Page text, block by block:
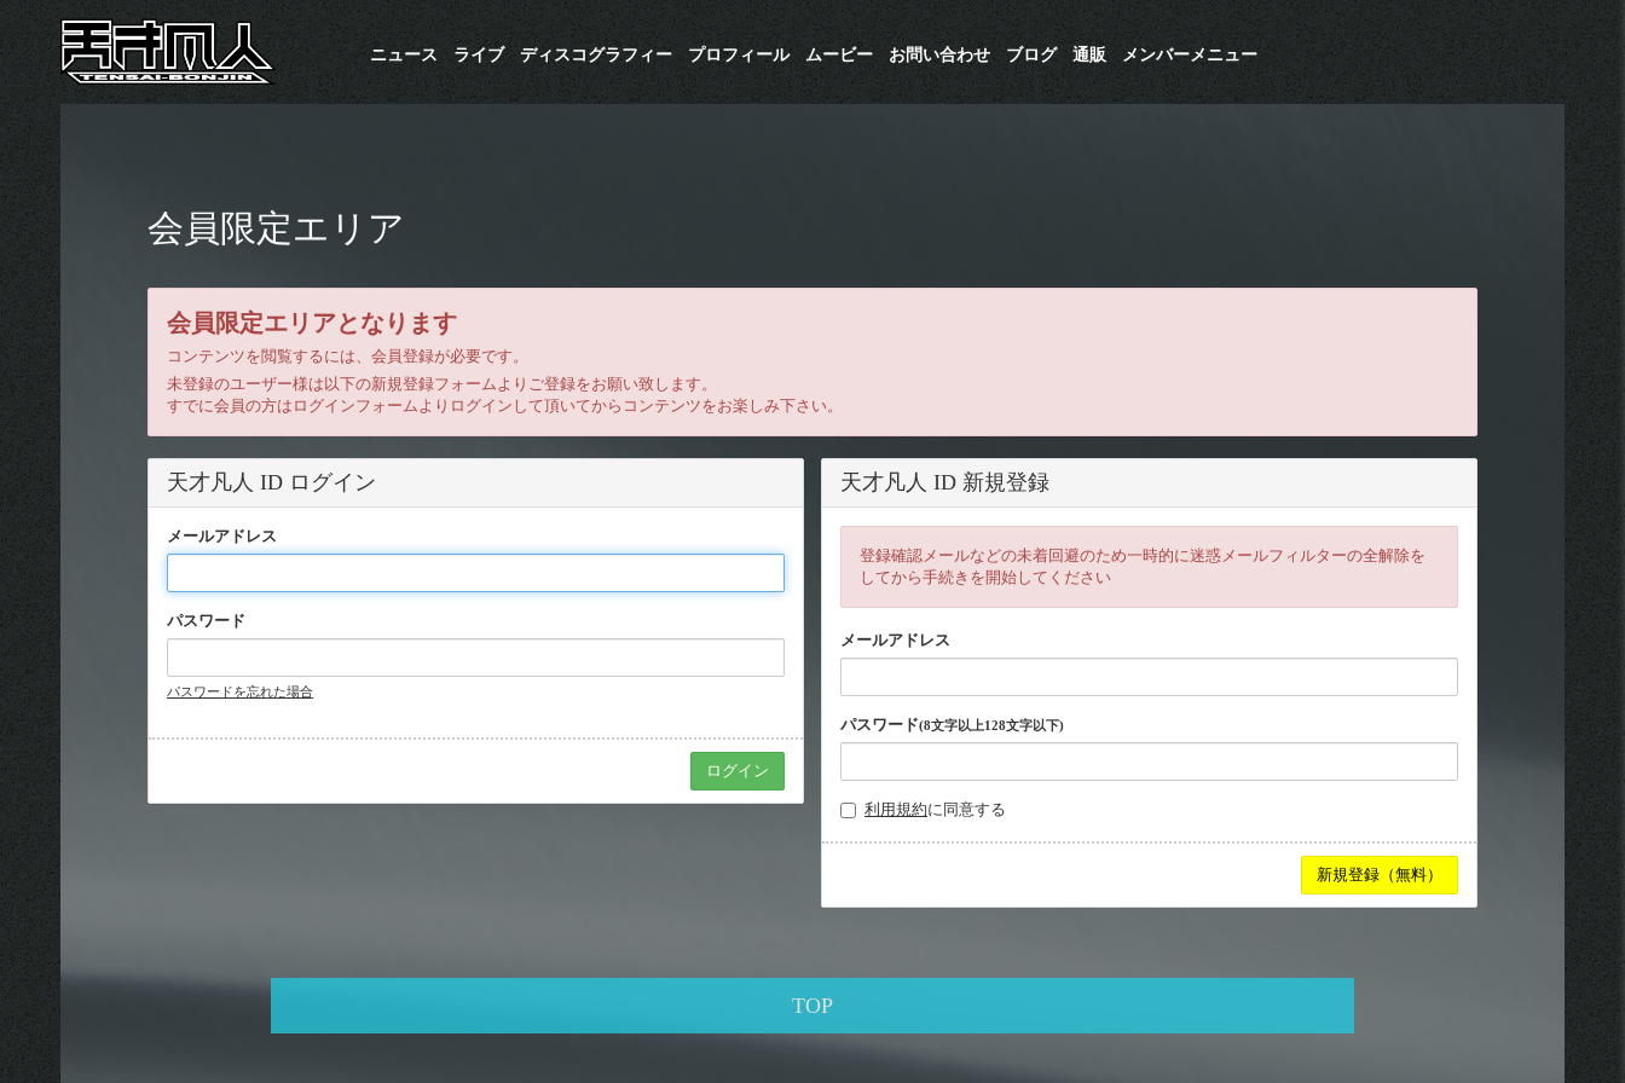
ニュース ライブ ​ディスコグラフィー プロフィール ムービー お問い合わせ ブログ 通販 メンバーメニュー
会員限定エリア
会員限定エリアとなります
コンテンツを閲覧するには、会員登録が必要です。
未登録のユーザー様は以下の新規登録フォームよりご登録をお願い致します。
すでに会員の方はログインフォームよりログインして頂いてからコンテンツをお楽しみ下さい。
天才凡人 ID ログイン
メールアドレス
パスワード
パスワードを忘れた場合
天才凡人 ID 新規登録
登録確認メールなどの未着回避のため一時的に迷惑メールフィルターの全解除を
してから手続きを開始してください
メールアドレス
パスワード(8文字以上128文字以下)
利用規約に同意する
TOP
© 2026 euclid agency All Rigthts Reserverd. Powered by
SKIYAKI Inc.